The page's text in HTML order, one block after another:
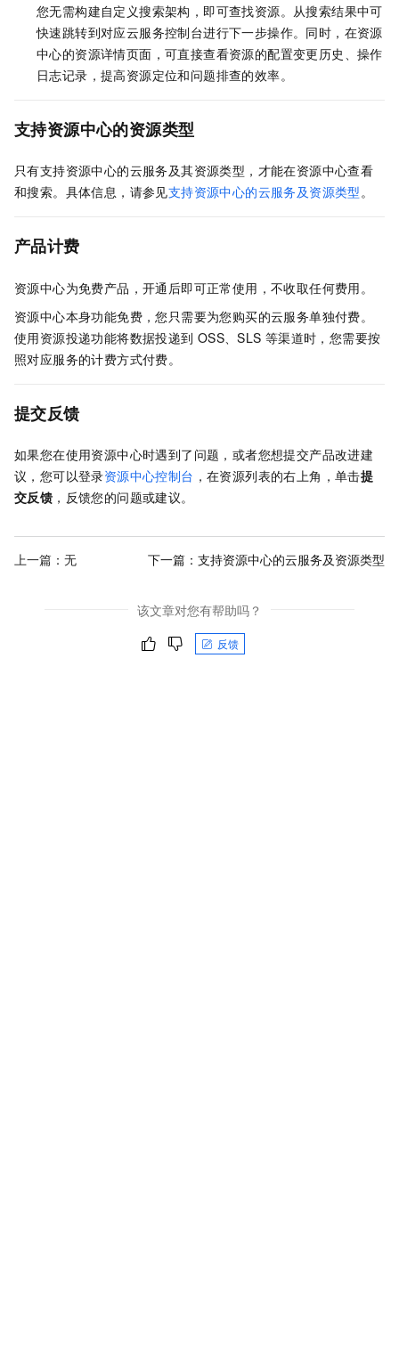
您无需构建自定义搜索架构，即可查找资源。从搜索结果中可
快速跳转到对应云服务控制台进行下一步操作。同时，在资源
中心的资源详情页面，可直接查看资源的配置变更历史、操作
日志记录，提高资源定位和问题排查的效率。
支持资源中心的资源类型
只有支持资源中心的云服务及其资源类型，才能在资源中心查看
和搜索。具体信息，请参见支持资源中心的云服务及资源类型。
产品计费
资源中心为免费产品，开通后即可正常使用，不收取任何费用。
资源中心本身功能免费，您只需要为您购买的云服务单独付费。
使用资源投递功能将数据投递到 OSS、SLS 等渠道时，您需要按
照对应服务的计费方式付费。
提交反馈
如果您在使用资源中心时遇到了问题，或者您想提交产品改进建
议，您可以登录资源中心控制台 ，在资源列表的右上角，单击提
交反馈 ，反馈您的问题或建议。
上一篇：无 下一篇： 支持资源中心的云服务及资源类型
该文章对您有帮助吗？
反馈